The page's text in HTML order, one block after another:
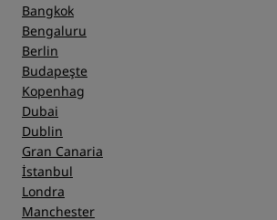
Bangkok
Bengaluru
Berlin
Budapeşte
Kopenhag
Dubai
Dublin
Gran Canaria
İstanbul
Londra
Manchester